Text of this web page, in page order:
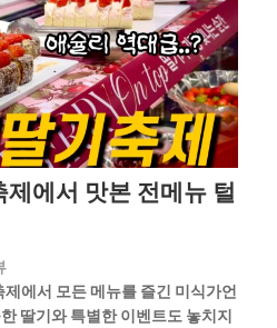
에서 맛본 전메뉴 털
에서 모든 메뉴를 즐긴 미식가언
딸기와 특별한 이벤트도 놓치지